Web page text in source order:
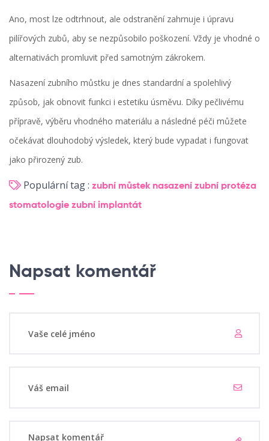
Ano, most lze odtrhnout, ale odstranění zahrnuje i úpravu
pilířových zubů, aby se nezpůsobilo poškození. Vždy je vhodné o
alternativách promluvit před samotným zákrokem.
Nasazení zubního můstku je dnes standardní a spolehlivý
způsob, jak obnovit funkci i estetiku úsměvu. Díky pečlivému
přípravě, výběru vhodného materiálu a následné péči můžete
očekávat dlouhodobý výsledek, který bude vypadat i fungovat
jako přirozený zub.
Populární tag : zubní můstek nasazení zubní protéza
stomatologie zubní implantát
Napsat komentář